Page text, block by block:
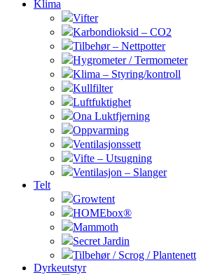
Klima
Vifter
Karbondioksid – CO2
Tilbehør – Nettpotter
Hygrometer / Termometer
Klima – Styring/kontroll
Kullfilter
Luftfuktighet
Ona Luktfjerning
Oppvarming
Ventilasjonssett
Vifte – Utsugning
Ventilasjon – Slanger
Telt
Growtent
HOMEbox®
Mammoth
Secret Jardin
Tilbehør / Scrog / Plantenett
Dyrkeutstyr